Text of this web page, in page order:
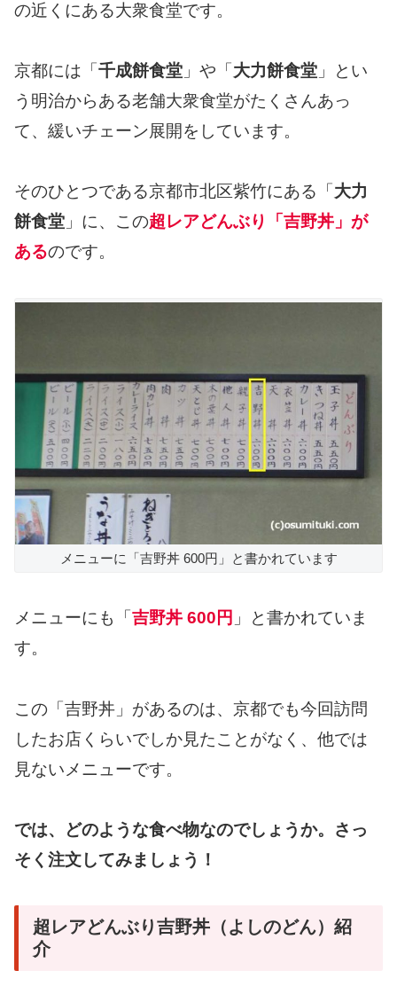
の近くにある大衆食堂です。
京都には「 千成餅食堂 」や「 大力餅食堂 」とい
う明治からある老舗大衆食堂がたくさんあっ
て、緩いチェーン展開をしています。
そのひとつである京都市北区紫竹にある「 大力
餅食堂 」に、この超レアどんぶり「吉野丼」が
あるのです。
メニューに「吉野丼 600円」と書かれています
メニューにも「 吉野丼 600円 」と書かれていま
す。
この「吉野丼」があるのは、京都でも今回訪問
したお店くらいでしか見たことがなく、他では
見ないメニューです。
では、どのような食べ物なのでしょうか。さっ
そく注文してみましょう！
超レアどんぶり吉野丼（よしのどん）紹
介